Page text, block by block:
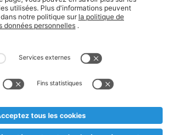
et mentions légales
temporairement et jusqu'à
bien étudié, nous serions
de stock. Prix Recupel et TVA incl.
de la forme masculine a été adoptée